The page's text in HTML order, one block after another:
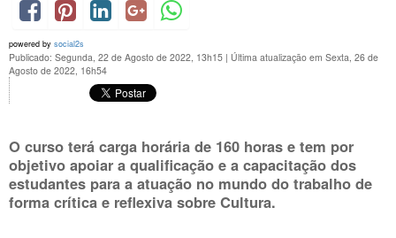
powered by social2s
Publicado: Segunda, 22 de Agosto de 2022, 13h15 | Última atualização em Sexta, 26 de
Agosto de 2022, 16h54
O curso terá carga horária de 160 horas e tem por
objetivo apoiar a qualificação e a capacitação dos
estudantes para a atuação no mundo do trabalho de
forma crítica e reflexiva sobre Cultura.